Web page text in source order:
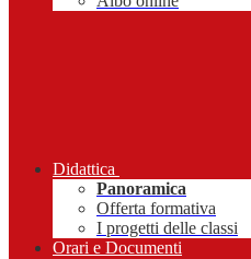
Didattica
Panoramica
Offerta formativa
I progetti delle classi
Orari e Documenti